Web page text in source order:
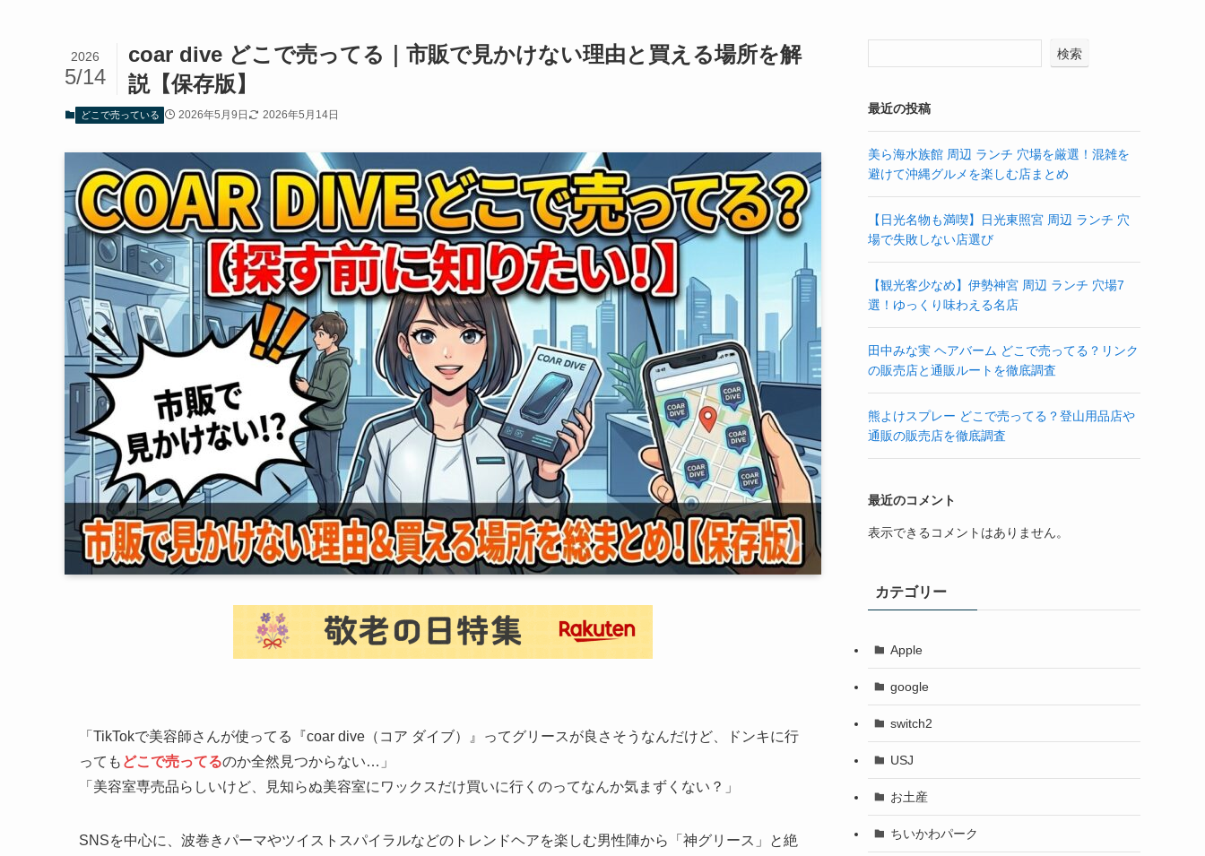
coar dive どこで売ってる｜市販で見かけない理由と買える場所を解
説【保存版】
2026
5/14
どこで売っている 2026年5月9日 2026年5月14日
「TikTokで美容師さんが使ってる『coar dive（コア ダイブ）』ってグリースが良さそうなんだけど、ドンキに行
っても どこで売ってるのか全然見つからない…」
「美容室専売品らしいけど、見知らぬ美容室にワックスだけ買いに行くのってなんか気まずくない？」
SNSを中心に、波巻きパーマやツイストスパイラルなどのトレンドヘアを楽しむ男性陣から「神グリース」と絶
検索
最近の投稿
美ら海水族館 周辺 ランチ 穴場を厳選！混雑を
避けて沖縄グルメを楽しむ店まとめ
【日光名物も満喫】日光東照宮 周辺 ランチ 穴
場で失敗しない店選び
【観光客少なめ】伊勢神宮 周辺 ランチ 穴場7
選！ゆっくり味わえる名店
田中みな実 ヘアバーム どこで売ってる？リンク
の販売店と通販ルートを徹底調査
熊よけスプレー どこで売ってる？登山用品店や
通販の販売店を徹底調査
最近のコメント
表示できるコメントはありません。
カテゴリー
Apple
google
switch2
USJ
お土産
ちいかわパーク